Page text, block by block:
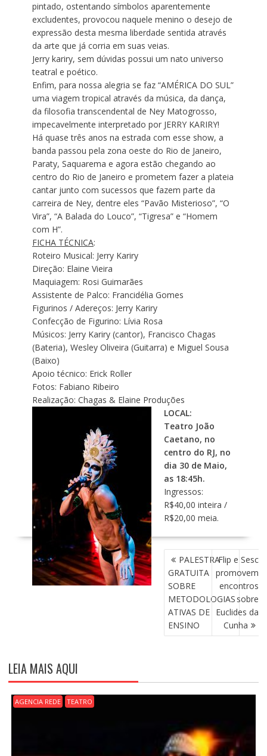
pintado, ostentando símbolos aparentemente
excludentes, provocou naquele menino o desejo de
expressão desta mesma liberdade sentida através
da arte que já corria em suas veias.
Jerry kariry, sem dúvidas possui um nato universo
teatral e poético.
Enfim, para nossa alegria se faz “AMÉRICA DO SUL”
uma viagem tropical através da música, da dança,
da filosofia transcendental de Ney Matogrosso,
impecavelmente interpretado por JERRY KARIRY!
Há quase três anos na estrada com esse show, a
banda passou pela zona oeste do Rio de Janeiro,
Paraty, Saquarema e agora estão chegando ao
centro do Rio de Janeiro e prometem fazer a plateia
cantar junto com sucessos que fazem parte da
carreira de Ney, dentre eles “Pavão Misterioso”, “O
Vira”, “A Balada do Louco”, “Tigresa” e “Homem
com H”.
FICHA TÉCNICA:
Roteiro Musical: Jerry Kariry
Direção: Elaine Vieira
Maquiagem: Rosi Guimarães
Assistente de Palco: Francidélia Gomes
Figurinos / Adereços: Jerry Kariry
Confecção de Figurino: Lívia Rosa
Músicos: Jerry Kariry (cantor), Francisco Chagas
(Bateria), Wesley Oliveira (Guitarra) e Miguel Sousa
(Baixo)
Apoio técnico: Erick Roller
Fotos: Fabiano Ribeiro
Realização: Chagas & Elaine Produções
LOCAL:
Teatro João
Caetano, no
centro do RJ, no
dia 30 de Maio,
as 18:45h.
Ingressos:
R$40,00 inteira /
R$20,00 meia.
N
A
V
G
A
Ç
E
P
T
PALESTRA
GRATUITA
SOBRE
METODOLOGIAS
ATIVAS DE
ENSINO
Flip e Sesc
promovem
encontros
sobre
Euclides da
Cunha
LEIA MAIS AQUI
AGENCIA REDE TEATRO